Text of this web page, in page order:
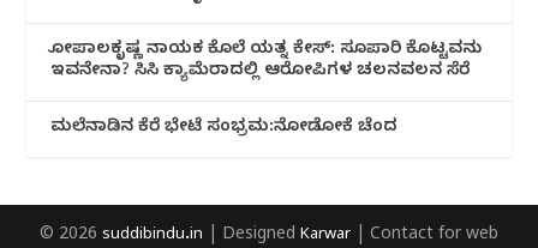
ಗೋಪಾಲಕೃಷ್ಣ ನಾಯಕ ಕೊಲೆ ಯತ್ನ ಕೇಸ್: ಸೂಪಾರಿ ಕೊಟ್ಟವನು
ಇವನೇನಾ? ಸಿಸಿ ಕ್ಯಾಮೆರಾದಲ್ಲಿ ಆರೋಪಿಗಳ ಚಲನವಲನ ಸೆರೆ
ಮಲೆನಾಡಿ‌ನ ಕೆರೆ ಭೇಟೆ ಸಂಭ್ರಮ:ನೋಡೋಕೆ ಚೆಂದ
© 2026 suddibindu.in | Designed Karwar | Contact for web